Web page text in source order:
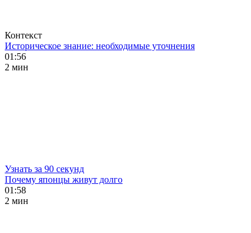
Контекст
Историческое знание: необходимые уточнения
01:56
2 мин
Узнать за 90 секунд
Почему японцы живут долго
01:58
2 мин